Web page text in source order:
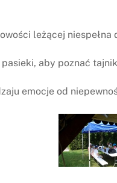
leżącej
aby poznać
emocje od